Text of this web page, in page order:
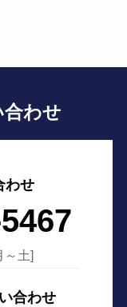
わせ
わせ
～土]
合わせ